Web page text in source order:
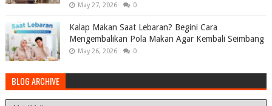
May 27, 2026 0
Kalap Makan Saat Lebaran? Begini Cara
Mengembalikan Pola Makan Agar Kembali Seimbang
May 26, 2026 0
BLOG ARCHIVE